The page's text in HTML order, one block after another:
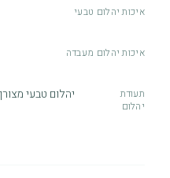
איכות יהלום טבעי
איכות יהלום מעבדה
תעודת
יהלום